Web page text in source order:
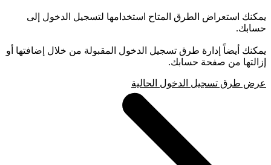
يمكنك استعراض الطرق المتاح استخدامها لتسجيل الدخول إلى
حسابك.
يمكنك أيضاً إدارة طرق تسجيل الدخول المقبولة من خلال إضافتها أو
إزالتها من صفحة حسابك.
عرض طرق تسجيل الدخول الحالية